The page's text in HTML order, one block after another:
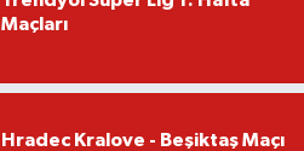
Maçları
Hradec Kralove - Beşiktaş Maçı